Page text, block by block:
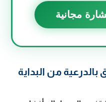
مجانية
من البداية